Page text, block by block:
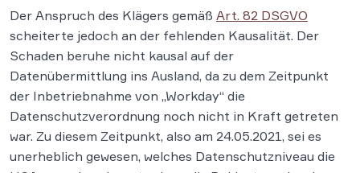
Der Anspruch des Klägers gemäß Art. 82 DSGVO
scheiterte jedoch an der fehlenden Kausalität. Der
Schaden beruhe nicht kausal auf der
Datenübermittlung ins Ausland, da zu dem Zeitpunkt
der Inbetriebnahme von „Workday“ die
Datenschutzverordnung noch nicht in Kraft getreten
war. Zu diesem Zeitpunkt, also am 24.05.2021, sei es
unerheblich gewesen, welches Datenschutzniveau die